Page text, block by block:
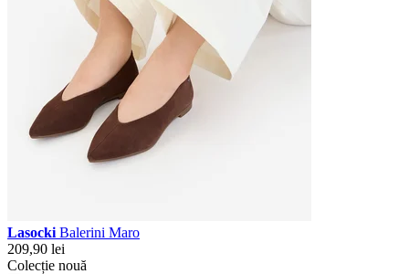
Lasocki Balerini Maro
209,90 lei
Colecție nouă